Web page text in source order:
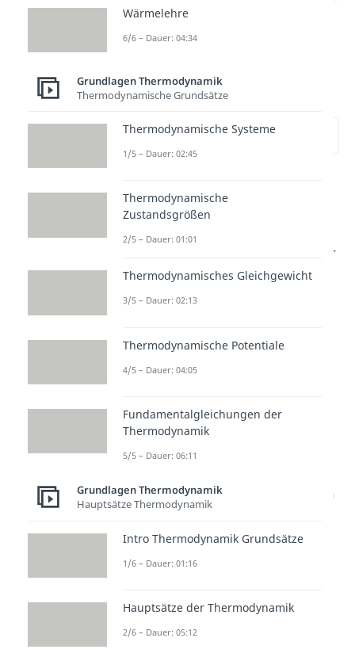
Enthalpie und der
Gibbs-Energie
zur Stelle im Video springen
Reaktionsenthalpie
oder endotherm abläuft. Worüber
sie uns allerdings keine Auskunft
gibt ist, ob die Reaktion
nicht. Es gibt nämlich auch viele
Reaktionen, die zwar spontan
ablaufen, bei denen sich das
Gemisch aber während der
Reaktionabkühlt.
Die Reaktionsfreudigkeit in Form
Die sogenannte
Energie ausgedrückt und als
Wärmelehre
6/6 – Dauer: 04:34
Grundlagen Thermodynamik
Thermodynamische Grundsätze
Thermodynamische Systeme
1/5 – Dauer: 02:45
Thermodynamische
Zustandsgrößen
2/5 – Dauer: 01:01
Thermodynamisches Gleichgewicht
3/5 – Dauer: 02:13
Thermodynamische Potentiale
4/5 – Dauer: 04:05
Fundamentalgleichungen der
Thermodynamik
5/5 – Dauer: 06:11
Grundlagen Thermodynamik
Hauptsätze Thermodynamik
Intro Thermodynamik Grundsätze
1/6 – Dauer: 01:16
Hauptsätze der Thermodynamik
2/6 – Dauer: 05:12